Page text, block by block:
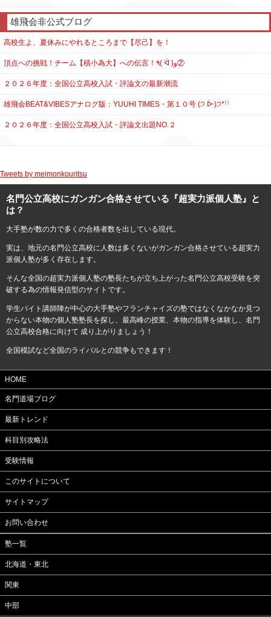
雄飛会非公式ブログ
高校生よ、夏休みにやれるところまで【尽己】を！
頂点への挑戦！チーム【積小為大】への伝言！٩( ᐛ )و②
２０２６年度：全国公立高校入試・評論文の最新潮流
雄飛会BEAT&VIBESアナログ版：YUUHI TIMES・第１０号 (੭ ᐕ)੭*⁾⁾
２０２６年度：全国公立高校入試・評論文出題NO.２
Tweets by meimonkouritsu
名門公立高校にガンガン合格させている『超実力派個人塾』と
は？
大手塾が数の力で多くの合格者数を出している現代。
実は、地元の名門公立高校に人数は多くないがガンガン合格させている超実力
派個人塾が多く存在します。
そんな全国の超実力派個人塾の塾長たちが立ち上がった名門公立高校受験を突
破する為の情報発信型のサイトです。
学生バイト講師陣が中心の大手塾やフランチャイズの塾ではなくなかなか見つ
からない本物の個人塾塾長を探し、最高峰の授業、本物の指導を体験し、名門
公立高校合格に向けて 成り上がりましょう！
全国模試など全国のライバルとの競争もできます！
HOME
名門道場ブログ
最新トレンド
科目別攻略法
受験情報
このサイトについて
サイトマップ
お問い合わせ
塾一覧
北海道・東北
関東
中部